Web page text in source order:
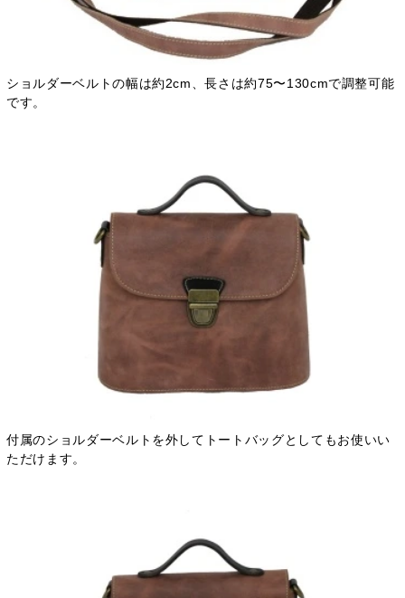
ショルダーベルトの幅は約2cm、長さは約75〜130cmで調整可能
です。
付属のショルダーベルトを外してトートバッグとしてもお使いい
ただけます。